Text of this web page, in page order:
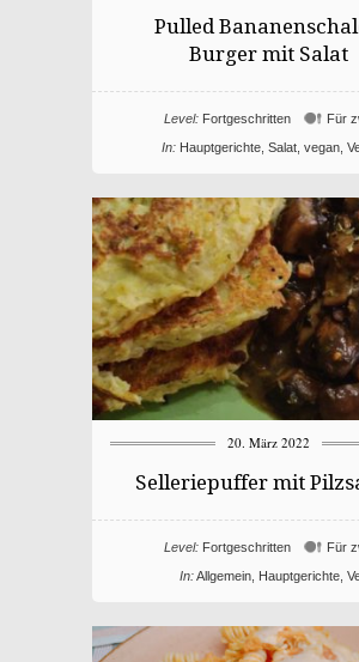
Pulled
Burger mit Salat
Für
Level: Fortgeschritten
In: Hauptgerichte, Salat, vegan,
20. März 2022
Selleriepuffer mit
Für
Level: Fortgeschritten
In: Allgemein, Hauptgerichte,